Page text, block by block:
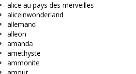
alice au pays des merveilles
aliceinwonderland
allemand
alleon
amanda
amethyste
ammonite
amour